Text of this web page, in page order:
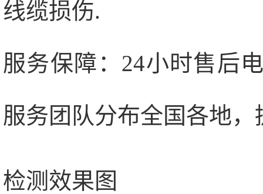
线缆损伤.
服务保障：24小时售后
服务团队分布全国各地
检测效果图